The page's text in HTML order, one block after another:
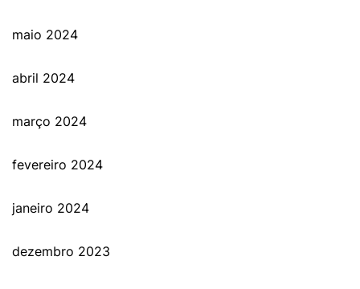
maio 2024
abril 2024
março 2024
fevereiro 2024
janeiro 2024
dezembro 2023